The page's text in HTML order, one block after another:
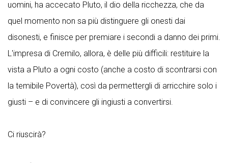
uomini, ha accecato Pluto, il dio della ricchezza, che da
quel momento non sa più distinguere gli onesti dai
disonesti, e finisce per premiare i secondi a danno dei primi.
L'impresa di Cremilo, allora, è delle più difficili: restituire la
vista a Pluto a ogni costo (anche a costo di scontrarsi con
la temibile Povertà), così da permettergli di arricchire solo i
giusti – e di convincere gli ingiusti a convertirsi.
Ci riuscirà?